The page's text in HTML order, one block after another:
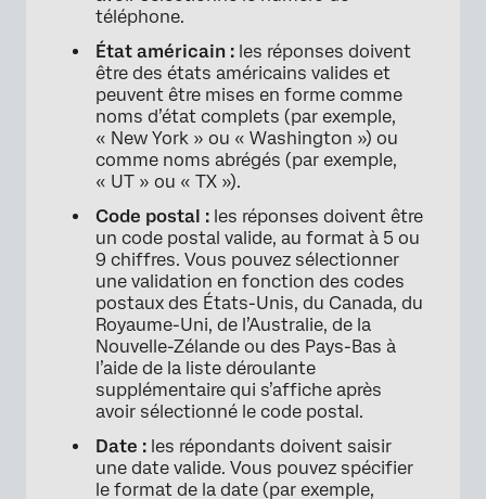
téléphone.
État américain : les réponses doivent
être des états américains valides et
peuvent être mises en forme comme
noms d’état complets (par exemple,
« New York » ou « Washington ») ou
comme noms abrégés (par exemple,
« UT » ou « TX »).
Code postal : les réponses doivent être
un code postal valide, au format à 5 ou
9 chiffres. Vous pouvez sélectionner
une validation en fonction des codes
postaux des États-Unis, du Canada, du
Royaume-Uni, de l’Australie, de la
Nouvelle-Zélande ou des Pays-Bas à
l’aide de la liste déroulante
supplémentaire qui s’affiche après
avoir sélectionné le code postal.
Date : les répondants doivent saisir
une date valide. Vous pouvez spécifier
le format de la date (par exemple,